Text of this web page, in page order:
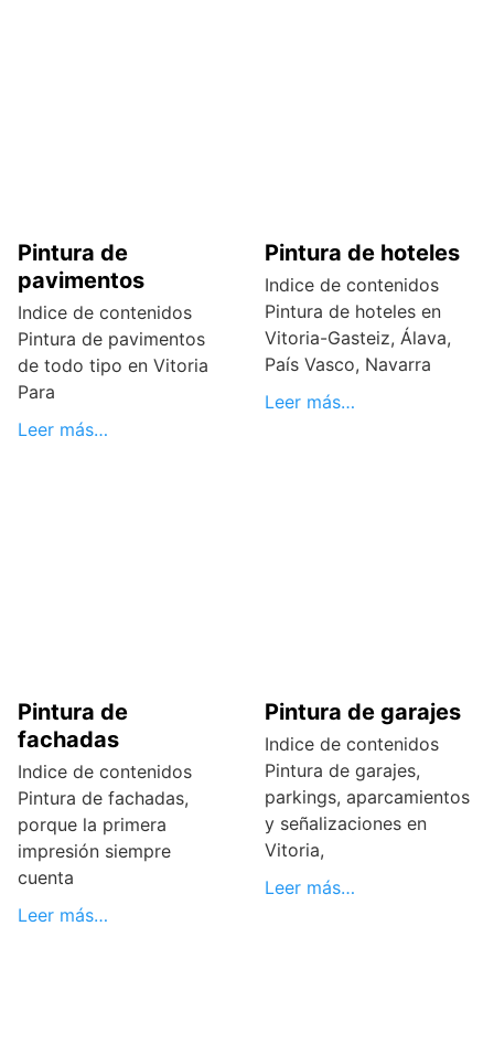
Pintura de
pavimentos
Indice de contenidos
Pintura de pavimentos
de todo tipo en Vitoria
Para
Leer más…
Pintura de hoteles
Indice de contenidos
Pintura de hoteles en
Vitoria-Gasteiz, Álava,
País Vasco, Navarra
Leer más…
Pintura de
fachadas
Indice de contenidos
Pintura de fachadas,
porque la primera
impresión siempre
cuenta
Leer más…
Pintura de garajes
Indice de contenidos
Pintura de garajes,
parkings, aparcamientos
y señalizaciones en
Vitoria,
Leer más…